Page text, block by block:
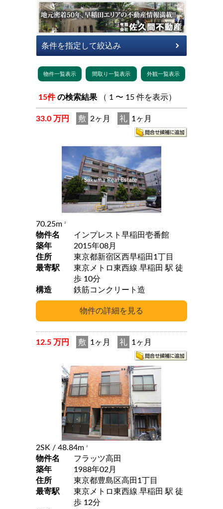
15件 の検索結果 （ 1 〜 15 件を表示）
33.0 万円 敷 2ヶ月 礼 1ヶ月
70.25m 2
物件名
インプレスト早稲田壱番館
築年
2015年08月
住所
東京都新宿区西早稲田1丁目
最寄駅
東京メトロ東西線 早稲田 駅 徒
歩 10分
構造
鉄筋コンクリート造
12.5 万円 敷 1ヶ月 礼 1ヶ月
2SK / 48.84m 2
物件名
フラッツ高田
築年
1988年02月
住所
東京都豊島区高田1丁目
最寄駅
東京メトロ東西線 早稲田 駅 徒
歩 12分